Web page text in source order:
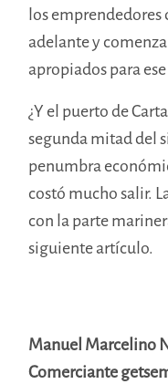
los emprendedores
adelante y
apropiados para
¿Y el puerto de
segunda mitad del
penumbra
costó mucho salir.
con la parte
siguiente artículo.
Manuel Marcelino
Comerciante